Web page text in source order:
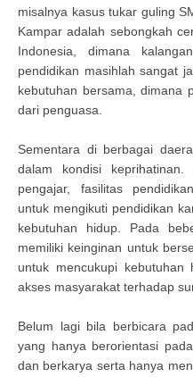
misalnya kasus tukar guling
Kampar adalah sebongkah
Indonesia, dimana
pendidikan masihlah sangat
kebutuhan bersama, dimana
dari penguasa.
Sementara di berbagai
dalam kondisi
pengajar, fasilitas
untuk mengikuti pendidikan
kebutuhan hidup. Pada
memiliki keinginan untuk
untuk mencukupi kebutuhan
akses masyarakat terhadap
Belum lagi bila berbicara
yang hanya berorientasi
dan berkarya serta hanya